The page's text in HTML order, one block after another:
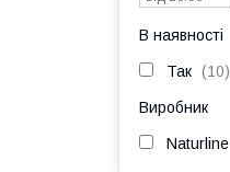
В наявності
Так 10
Виробник
Naturline